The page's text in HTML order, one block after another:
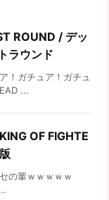
ROUND / デッ
ラウンド
！ガチュア！ガチュ
...
OF FIGHTE
の輩ｗｗｗｗｗ